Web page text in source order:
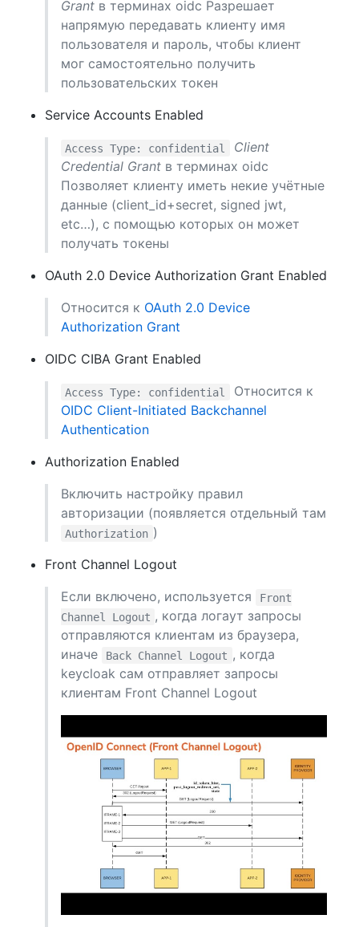
Grant в терминах oidc Разрешает
напрямую передавать клиенту имя
пользователя и пароль, чтобы клиент
мог самостоятельно получить
пользовательских токен
Service Accounts Enabled
Access Type: confidential
Client
Credential Grant в терминах oidc
Позволяет клиенту иметь некие учётные
данные (client_id+secret, signed jwt,
etc…), с помощью которых он может
получать токены
OAuth 2.0 Device Authorization Grant Enabled
Относится к OAuth 2.0 Device
Authorization Grant
OIDC CIBA Grant Enabled
Access Type: confidential
Относится к
OIDC Client-Initiated Backchannel
Authentication
Authorization Enabled
Включить настройку правил
авторизации (появляется отдельный там
Authorization )
Front Channel Logout
Если включено, используется
Front
Channel Logout , когда логаут запросы
отправляются клиентам из браузера,
иначе
Back Channel Logout , когда
keycloak сам отправляет запросы
клиентам Front Channel Logout